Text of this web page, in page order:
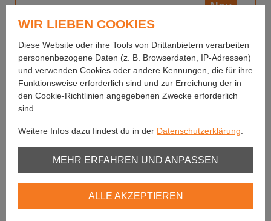
Neu
Juglarets MF Orange BL
WIR LIEBEN COOKIES
Diese Website oder ihre Tools von Drittanbietern verarbeiten
personenbezogene Daten (z. B. Browserdaten, IP-Adressen)
und verwenden Cookies oder andere Kennungen, die für ihre
Funktionsweise erforderlich sind und zur Erreichung der in
den Cookie-Richtlinien angegebenen Zwecke erforderlich
sind.
Weitere Infos dazu findest du in der Datenschutzerklärung
Unbedingt erforderlich
MEHR ERFAHREN UND ANPASSEN
ALLE AKZEPTIEREN